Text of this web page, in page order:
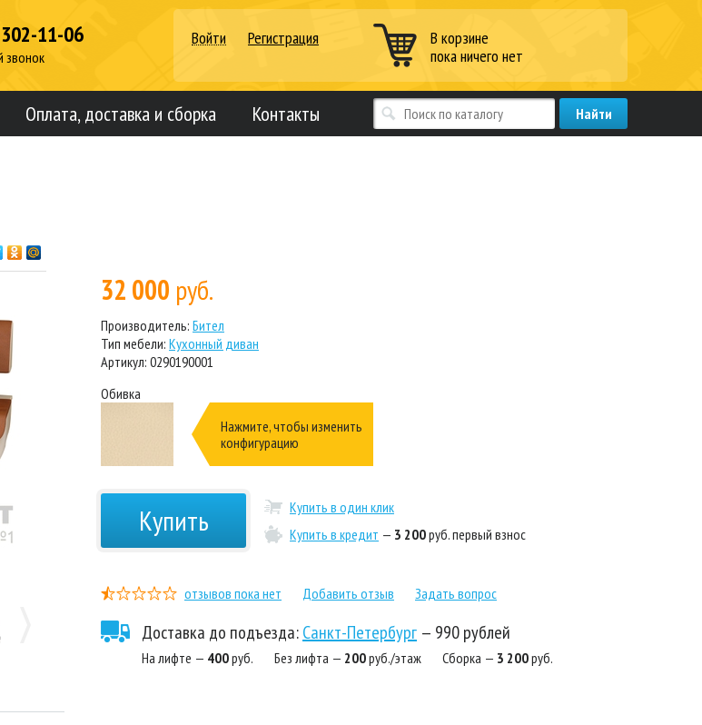
11-06
звонок
Войти Регистрация
В корзине
пока ничего нет
Оплата, доставка и сборка Контакты
32 000 руб.
Производитель: Бител
Тип мебели: Кухонный диван
Артикул: 0290190001
Обивка
Нажмите, чтобы изменить
конфигурацию
Купить
Купить в один клик
Купить в кредит — 3 200руб. первый взнос
отзывов пока нет Добавить отзыв Задать вопрос
Доставка до подъезда:Санкт-Петербург — 990 рублей
На лифте — 400руб. Без лифта — 200руб./этаж Сборка — 3 200руб.